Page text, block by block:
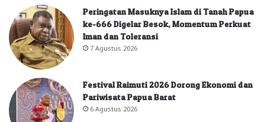
Peringatan Masuknya Islam di Tanah Papua
ke-666 Digelar Besok, Momentum Perkuat
Iman dan Toleransi
7 Agustus 2026
Festival Raimuti 2026 Dorong Ekonomi dan
Pariwisata Papua Barat
6 Agustus 2026